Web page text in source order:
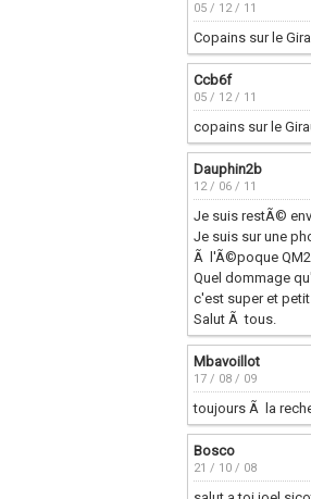
05 / 12 / 11
Copains sur le
Ccb6f
05 / 12 / 11
copains sur le
Dauphin2b
12 / 06 / 11
Je suis restÃ©
Je suis sur une
Ã l'Ã©poque QM2
Quel dommage
c'est super et
Salut Ã tous.
Mbavoillot
17 / 08 / 09
toujours Ã la
Bosco
21 / 10 / 08